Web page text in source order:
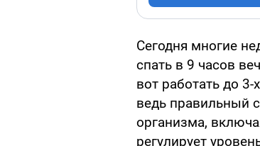
Сегодня многие
спать в 9 часов
вот работать до
ведь правильный
организма,
регулирует